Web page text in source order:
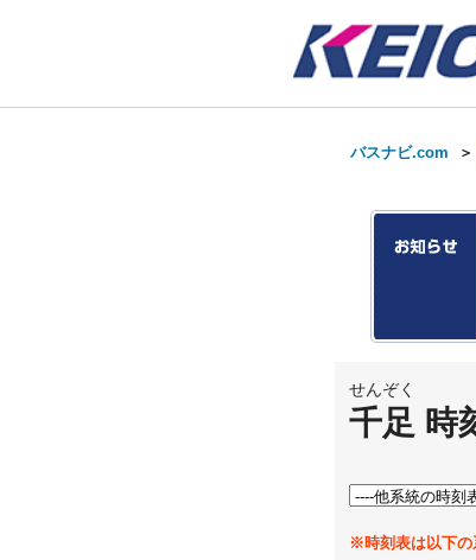
バスナビ.com ＞
せんぞく
千足 時
※時刻表は以下の